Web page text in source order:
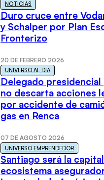
NOTICIAS
Duro cruce entre
y Schalper por Plan
Fronterizo
20 DE FEBRERO 2026
UNIVERSO AL DÍA
Delegado presidencial
no descarta acciones
por accidente de
gas en Renca
07 DE AGOSTO 2026
UNIVERSO EMPRENDEDOR
Santiago será la
ecosistema